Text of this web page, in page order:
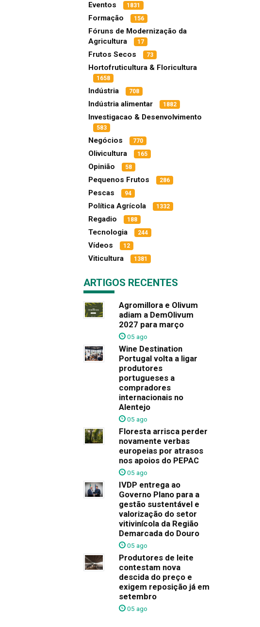
Eventos 1831
Formação 156
Fóruns de Modernização da
Agricultura
17
Frutos Secos 73
Hortofruticultura & Floricultura
1658
Indústria 708
Indústria alimentar 1882
Investigacao & Desenvolvimento
583
Negócios 770
Olivicultura 165
Opinião 58
Pequenos Frutos 286
Pescas 94
Política Agrícola 1332
Regadio 188
Tecnologia 244
Vídeos 12
Viticultura 1381
ARTIGOS RECENTES
Agromillora e Olivum
adiam a DemOlivum
2027 para março
05 ago
Wine Destination
Portugal volta a ligar
produtores
portugueses a
compradores
internacionais no
Alentejo
05 ago
Floresta arrisca perder
novamente verbas
europeias por atrasos
nos apoios do PEPAC
05 ago
IVDP entrega ao
Governo Plano para a
gestão sustentável e
valorização do setor
vitivinícola da Região
Demarcada do Douro
05 ago
Produtores de leite
contestam nova
descida do preço e
exigem reposição já em
setembro
05 ago